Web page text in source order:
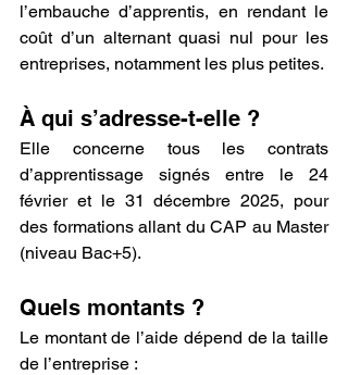
l’embauche d’apprentis, en rendant le
coût d’un alternant quasi nul pour les
entreprises, notamment les plus petites.
À qui s’adresse-t-elle ?
Elle concerne tous les contrats
d’apprentissage signés entre le 24
février et le 31 décembre 2025, pour
des formations allant du CAP au Master
(niveau Bac+5).
Quels montants ?
Le montant de l’aide dépend de la taille
de l’entreprise :